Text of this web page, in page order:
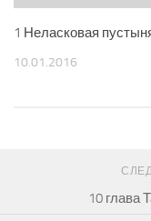
1 Неласковая
10.01.2016
10 глава